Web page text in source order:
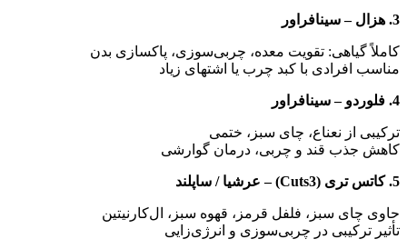
3. هزال – سینافراور
کاملاً گیاهی: تقویت معده، چربی‌سوزی، پاکسازی بدن
مناسب افرادی با کبد چرب یا اشتهای زیاد
4. فلوردو – سینافراور
ترکیبی از نعناع، چای سبز، ختمی
کاهش جذب قند و چربی، درمان گوارشی
5. کاتس تری (Cuts3) – عرشیا / ساپلند
حاوی چای سبز، فلفل قرمز، قهوه سبز، ال‌کارنیتین
تأثیر ترکیبی در چربی‌سوزی و انرژی‌زایی